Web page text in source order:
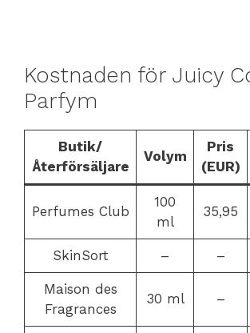
Kostnaden för Juicy
Parfym
Butik/
Återförsäljare
Volym
Pris
(EUR)
Perfumes Club
100
ml
35,95
SkinSort – –
Maison des
Fragrances
30 ml –